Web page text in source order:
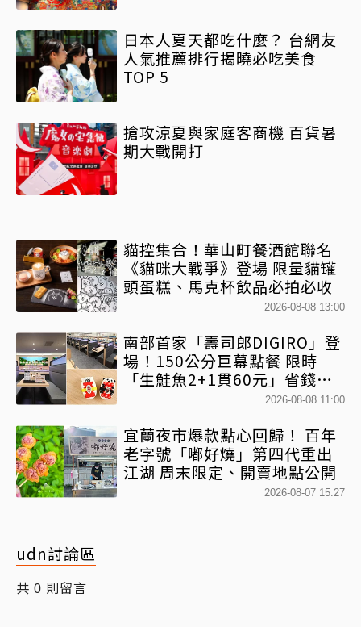
日本人夏天都吃什麼？ 台網友
人氣推薦排行揭曉必吃美食
TOP 5
搶攻涼夏與家庭客商機 百貨暑
期大戰開打
貓控集合！華山町餐酒館聯名
《貓咪大戰爭》登場 限量貓罐
頭蛋糕、馬克杯飲品必拍必收
2026-08-08 13:00
南部首家「壽司郎DIGIRO」登
場！150公分巨幕點餐 限時
「生鮭魚2+1貫60元」省錢攻
2026-08-08 11:00
宜蘭夜市爆款點心回歸！ 百年
老字號「嘟好燒」第四代重出
江湖 周末限定、開賣地點公開
2026-08-07 15:27
udn討論區
共 0 則留言